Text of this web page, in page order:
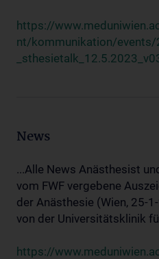
https://
nt/kommunikation/events/
News
...Alle News Anästhesist
vom FWF vergebene
der Anästhesie (Wien, 25-
von der Universitätsklinik
https://